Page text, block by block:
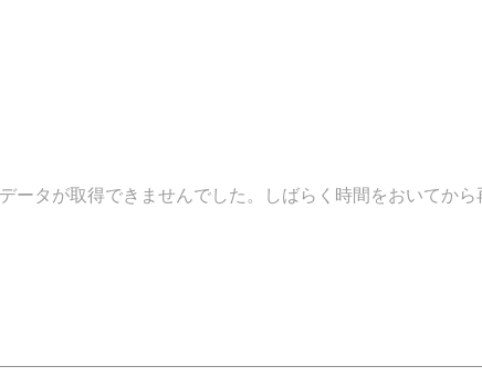
データが取得できませんでした。しばらく時間をおいてから